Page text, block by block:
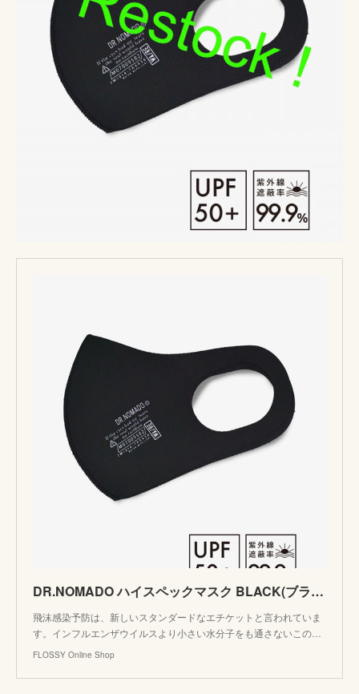
DR.NOMADO ハイスペックマスク BLACK(ブラック)２枚セット フリーサイズ 男女兼用 WASHABLE UVカット SUNNY NOMADO サニーノマド | FLOSSY Online
飛沫感染予防は、新しいスタンダードなエチケットと言われていま
す。インフルエンザウイルスより小さい水分子をも通さないこの…
FLOSSY Online Shop